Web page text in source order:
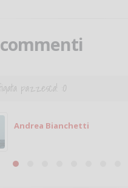
commenti
Ciao. Sono a Treviglio da poco e
giocare. Se sei in zona e puoi
Michele